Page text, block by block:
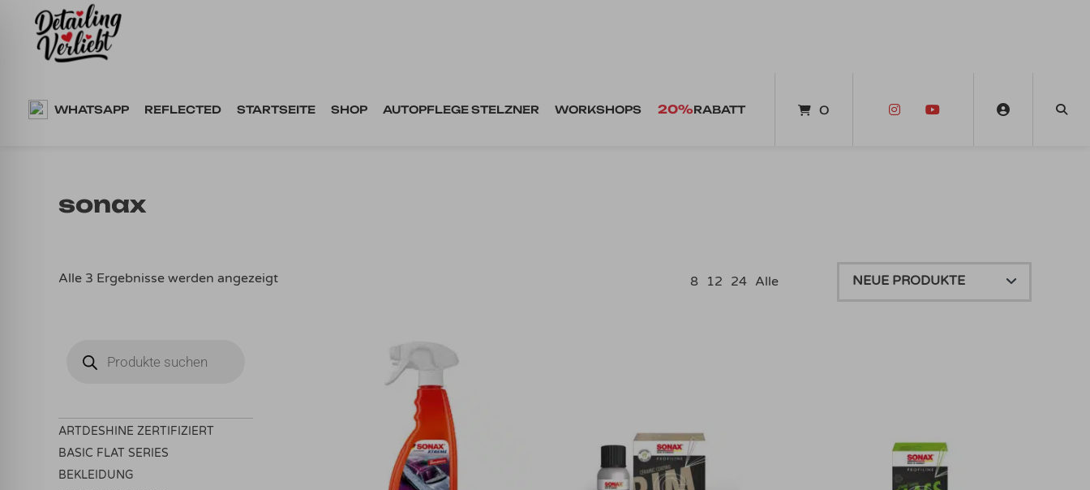
Springe
WHATSAPP REFLECTED STARTSEITE SHOP AUTOPFLEGE STELZNER WORKSHOPS 20%RABATT 0
sonax
Alle 3 Ergebnisse werden angezeigtNach
8 12 24 Alle
search
ARTDESHINE ZERTIFIZIERT
BASIC FLAT SERIES
BEKLEIDUNG